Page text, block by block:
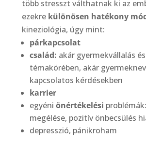
több stresszt válthatnak ki az
ezekre különösen hatékony
kineziológia, úgy mint:
párkapcsolat
család: akár gyermekvállalás
témakörében, akár
kapcsolatos kérdésekben
karrier
egyéni önértékelési
megélése, pozitív önbecsülés
depresszió, pánikroham